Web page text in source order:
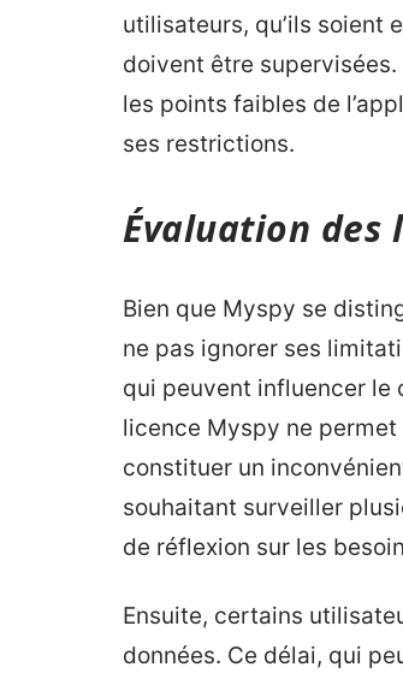
utilisateurs, qu’ils soient
doivent être
les points faibles de
ses restrictions.
Évaluation des
Bien que Myspy se
ne pas ignorer ses
qui peuvent influencer le
licence Myspy ne permet
constituer un
souhaitant surveiller
de réflexion sur les
Ensuite, certains
données. Ce délai, qui